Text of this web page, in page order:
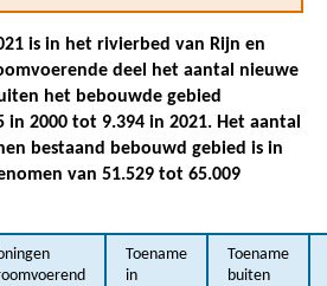
is in het rivierbed van Rijn en
deel het aantal nieuwe
het bebouwde gebied
in 2000 tot 9.394 in 2021. Het aantal
bestaand bebouwd gebied is in
van 51.529 tot 65.009
Toename
in
Toename
buiten